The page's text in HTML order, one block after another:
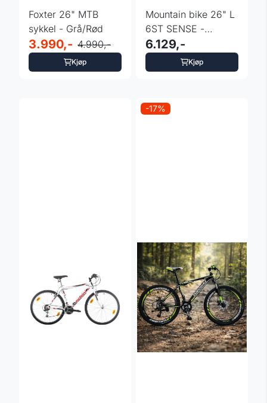
Foxter 26" MTB
sykkel - Grå/Rød
3.990,- 4.990,-
Kjøp
Mountain bike 26" L
6ST SENSE -
rosa/blå/grønn
6.129,-
Kjøp
-17%